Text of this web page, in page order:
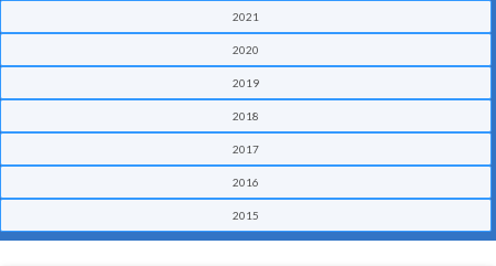
2021
2020
2019
2018
2017
2016
2015